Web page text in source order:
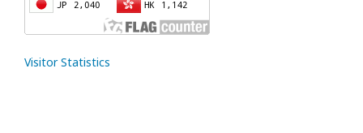
Visitor Statistics